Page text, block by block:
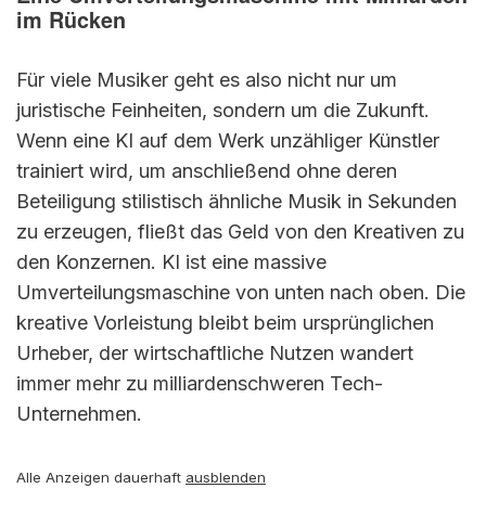
im Rücken
Für viele Musiker geht es also nicht nur um
juristische Feinheiten, sondern um die Zukunft.
Wenn eine KI auf dem Werk unzähliger Künstler
trainiert wird, um anschließend ohne deren
Beteiligung stilistisch ähnliche Musik in Sekunden
zu erzeugen, fließt das Geld von den Kreativen zu
den Konzernen. KI ist eine massive
Umverteilungsmaschine von unten nach oben. Die
kreative Vorleistung bleibt beim ursprünglichen
Urheber, der wirtschaftliche Nutzen wandert
immer mehr zu milliardenschweren Tech-
Unternehmen.
Alle Anzeigen dauerhaft ausblenden